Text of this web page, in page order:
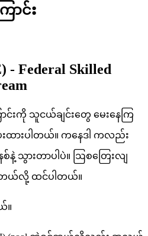
ာင်း
- Federal Skilled
ာင်းကို သူငယ်ချင်းတွေ မေးနေကြ
းထားပါတယ်။ ကနေဒါ ကလည်း
သွားတာပါပဲ။ ဩစတြေးလျ
းတယ်လို့ ထင်ပါတယ်။
။